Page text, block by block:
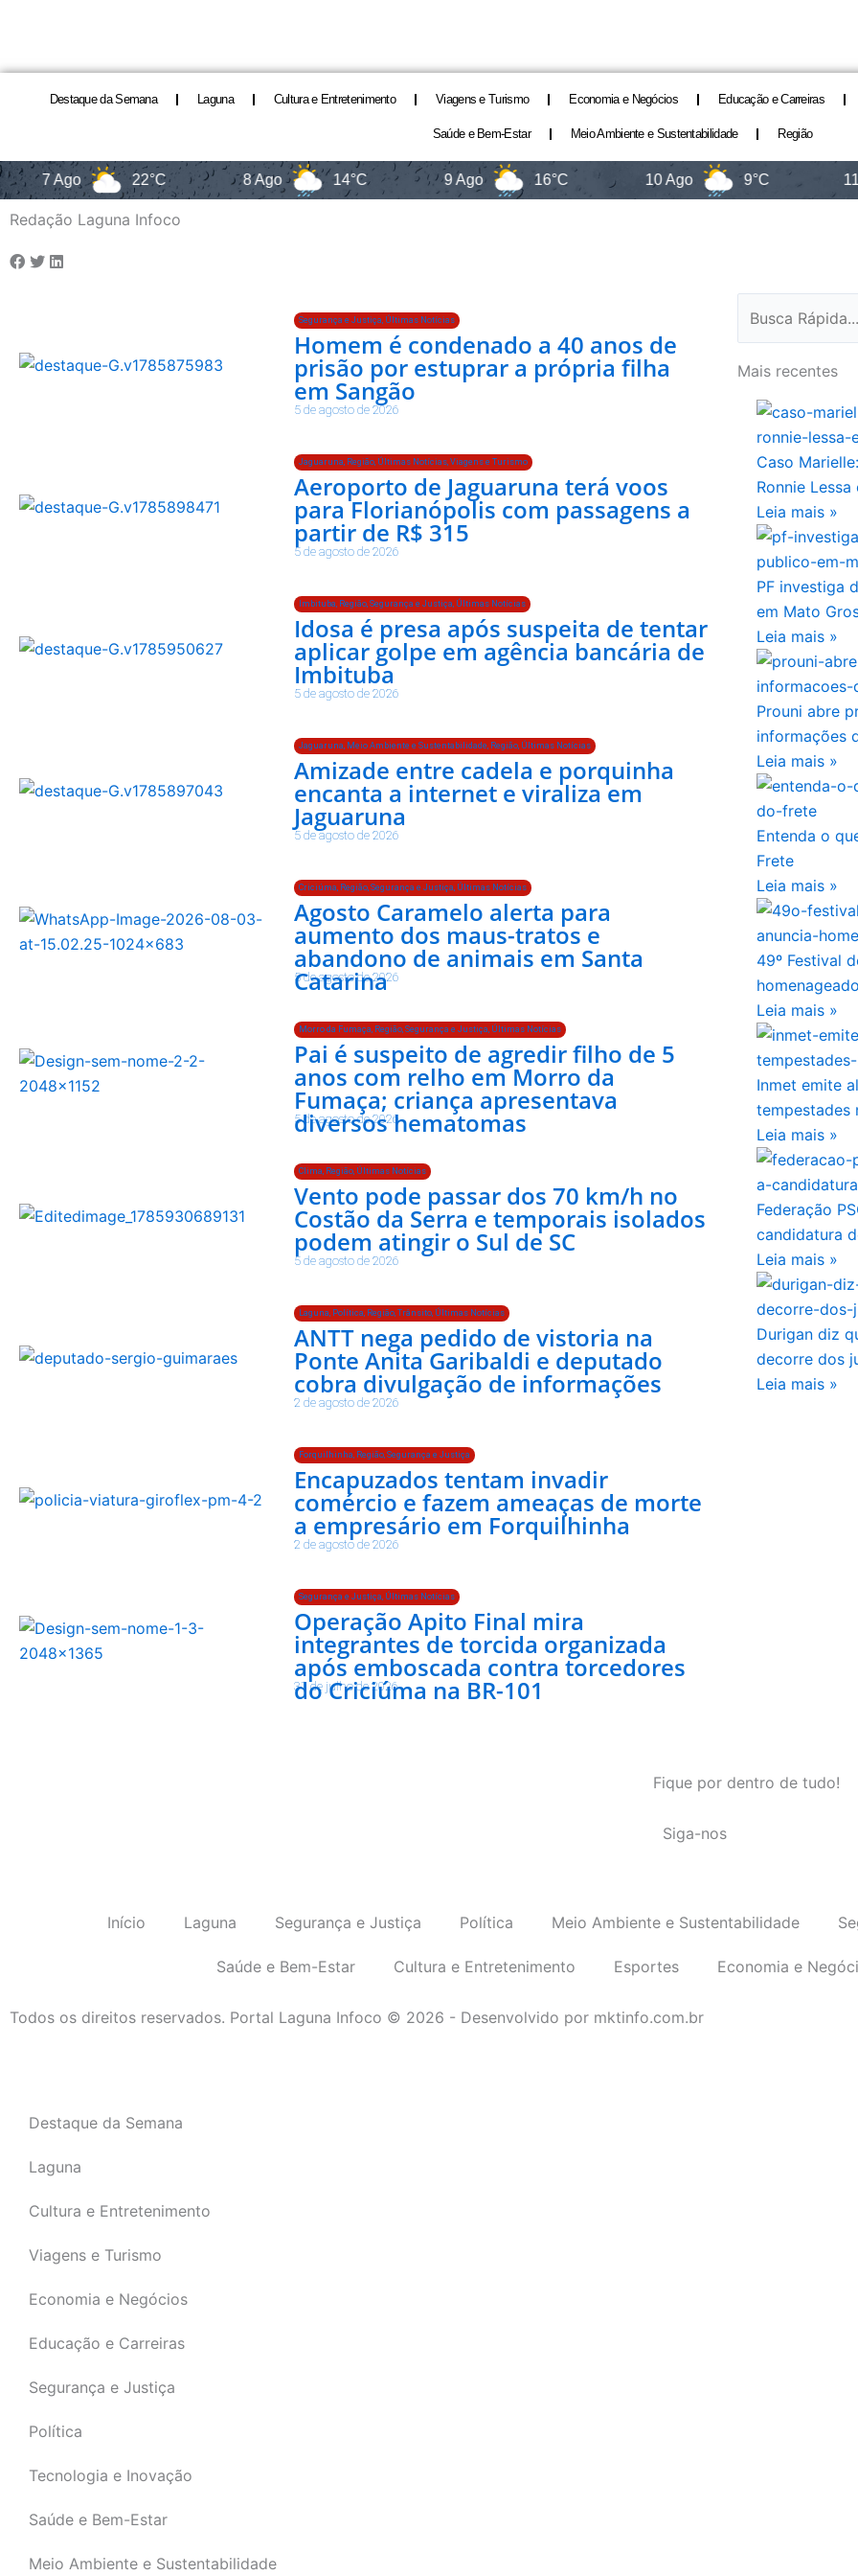
Destaque da Semana Laguna Cultura e Entretenimento Viagens e Turismo Economia e Negócios Educação e Carreiras
Saúde e Bem-Estar Meio Ambiente e Sustentabilidade Região
7 Ago 22°C 8 Ago 14°C 9 Ago 16°C 10 Ago 9°C 11 Ago
Redação Laguna Infoco
Segurança e Justiça, Últimas Notícias
Homem é condenado a 40 anos de
prisão por estuprar a própria filha
em Sangão
5 de agosto de 2026
Jaguaruna, Região, Últimas Notícias, Viagens e Turismo
Aeroporto de Jaguaruna terá voos
para Florianópolis com passagens a
partir de R$ 315
5 de agosto de 2026
Imbituba, Região, Segurança e Justiça, Últimas Notícias
Idosa é presa após suspeita de tentar
aplicar golpe em agência bancária de
Imbituba
5 de agosto de 2026
Jaguaruna, Meio Ambiente e Sustentabilidade, Região, Últimas Notícias
Amizade entre cadela e porquinha
encanta a internet e viraliza em
Jaguaruna
5 de agosto de 2026
Criciúma, Região, Segurança e Justiça, Últimas Notícias
Agosto Caramelo alerta para
aumento dos maus-tratos e
abandono de animais em Santa
Catarina
5 de agosto de 2026
Morro da Fumaça, Região, Segurança e Justiça, Últimas Notícias
Pai é suspeito de agredir filho de 5
anos com relho em Morro da
Fumaça; criança apresentava
diversos hematomas
5 de agosto de 2026
Clima, Região, Últimas Notícias
Vento pode passar dos 70 km/h no
Costão da Serra e temporais isolados
podem atingir o Sul de SC
5 de agosto de 2026
Laguna, Política, Região, Trânsito, Últimas Notícias
ANTT nega pedido de vistoria na
Ponte Anita Garibaldi e deputado
cobra divulgação de informações
2 de agosto de 2026
Forquilhinha, Região, Segurança e Justiça
Encapuzados tentam invadir
comércio e fazem ameaças de morte
a empresário em Forquilhinha
2 de agosto de 2026
Segurança e Justiça, Últimas Notícias
Operação Apito Final mira
integrantes de torcida organizada
após emboscada contra torcedores
do Criciúma na BR-101
31 de julho de 2026
Mais recentes
Caso
Ronnie
Leia mais »
PF investiga
em Mato
Leia mais »
Prouni abre
informações
Leia mais »
Entenda o
Frete
Leia mais »
49º Festival
Leia mais »
Inmet emite
tempestades
Leia mais »
Federação
candidatura
Leia mais »
Durigan diz
decorre dos
Leia mais »
Fique por dentro de tudo!
Siga-nos
Início Laguna Segurança e Justiça Política Meio Ambiente e Sustentabilidade
Saúde e Bem-Estar Cultura e Entretenimento Esportes Economia e
Todos os direitos reservados. Portal Laguna Infoco © 2026 - Desenvolvido por mktinfo.com.br
Destaque da Semana
Laguna
Cultura e Entretenimento
Viagens e Turismo
Economia e Negócios
Educação e Carreiras
Segurança e Justiça
Política
Tecnologia e Inovação
Saúde e Bem-Estar
Meio Ambiente e Sustentabilidade